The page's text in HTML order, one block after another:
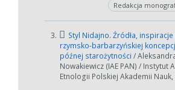
Anuluj
Redakcja
3.
Styl Nidajno. Źródła, inspiracje
rzymsko-barbarzyńskiej
późnej starożytności /
Nowakiewicz (IAE PAN) / Instytut
Etnologii Polskiej Akademii Nauk,